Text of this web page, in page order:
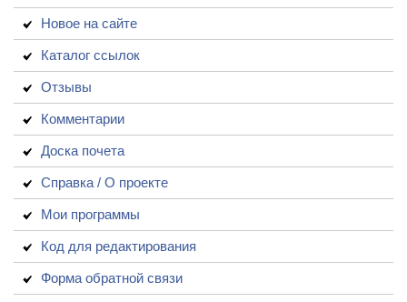
Новое на сайте
Каталог ссылок
Отзывы
Комментарии
Доска почета
Справка / О проекте
Мои программы
Код для редактирования
Форма обратной связи